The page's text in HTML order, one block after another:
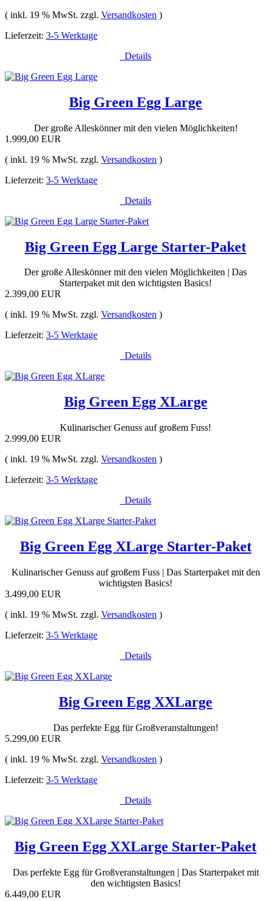
( inkl. 19 % MwSt. zzgl. Versandkosten )
Lieferzeit: 3-5 Werktage
Details
Big Green Egg Large
Der große Alleskönner mit den vielen Möglichkeiten!
1.999,00 EUR
( inkl. 19 % MwSt. zzgl. Versandkosten )
Lieferzeit: 3-5 Werktage
Details
Big Green Egg Large Starter-Paket
Der große Alleskönner mit den vielen Möglichkeiten | Das
Starterpaket mit den wichtigsten Basics!
2.399,00 EUR
( inkl. 19 % MwSt. zzgl. Versandkosten )
Lieferzeit: 3-5 Werktage
Details
Big Green Egg XLarge
Kulinarischer Genuss auf großem Fuss!
2.999,00 EUR
( inkl. 19 % MwSt. zzgl. Versandkosten )
Lieferzeit: 3-5 Werktage
Details
Big Green Egg XLarge Starter-Paket
Kulinarischer Genuss auf großem Fuss | Das Starterpaket mit den
wichtigsten Basics!
3.499,00 EUR
( inkl. 19 % MwSt. zzgl. Versandkosten )
Lieferzeit: 3-5 Werktage
Details
Big Green Egg XXLarge
Das perfekte Egg für Großveranstaltungen!
5.299,00 EUR
( inkl. 19 % MwSt. zzgl. Versandkosten )
Lieferzeit: 3-5 Werktage
Details
Big Green Egg XXLarge Starter-Paket
Das perfekte Egg für Großveranstaltungen | Das Starterpaket mit
den wichtigsten Basics!
6.449,00 EUR